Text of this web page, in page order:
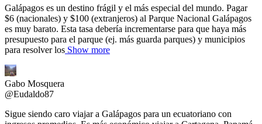
Galápagos es un destino frágil y el más especial del mundo. Pagar
$6 (nacionales) y $100 (extranjeros) al Parque Nacional Galápagos
es muy barato. Esta tasa debería incrementarse para que haya más
presupuesto para el parque (ej. más guarda parques) y municipios
para resolver los Show more
Gabo Mosquera
@Eudaldo87
Sigue siendo caro viajar a Galápagos para un ecuatoriano con